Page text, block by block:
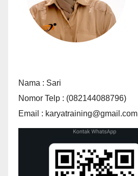
Nama : Sari
Nomor Telp : (082144088796)
Email : karyatraining@gmail.com